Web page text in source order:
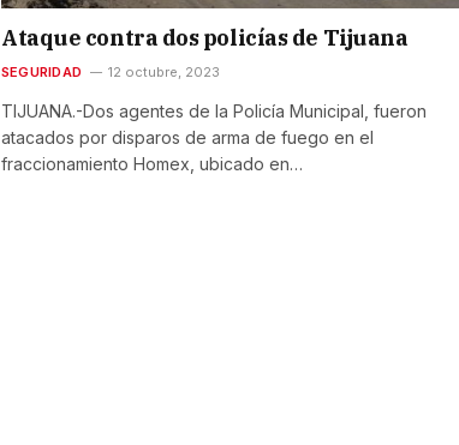
Ataque contra dos policías de Tijuana
SEGURIDAD 12 octubre, 2023
TIJUANA.-Dos agentes de la Policía Municipal, fueron
atacados por disparos de arma de fuego en el
fraccionamiento Homex, ubicado en…